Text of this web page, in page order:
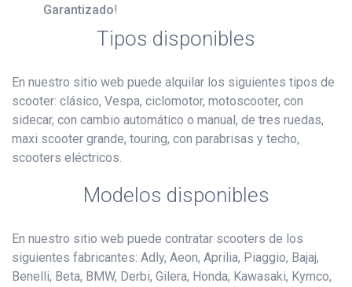
Garantizado!
Tipos disponibles
En nuestro sitio web puede alquilar los siguientes tipos de
scooter: clásico, Vespa, ciclomotor, motoscooter, con
sidecar, con cambio automático o manual, de tres ruedas,
maxi scooter grande, touring, con parabrisas y techo,
scooters eléctricos.
Modelos disponibles
En nuestro sitio web puede contratar scooters de los
siguientes fabricantes: Adly, Aeon, Aprilia, Piaggio, Bajaj,
Benelli, Beta, BMW, Derbi, Gilera, Honda, Kawasaki, Kymco,